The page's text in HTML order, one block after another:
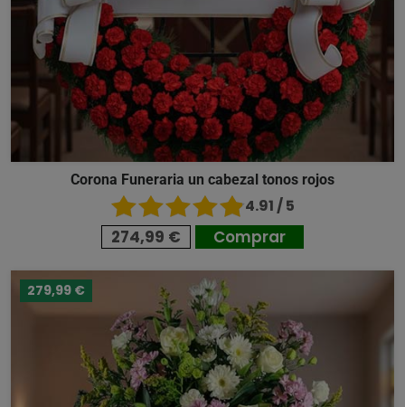
Corona Funeraria un cabezal tonos rojos
4.91 / 5
274,99 € Comprar
279,99 €